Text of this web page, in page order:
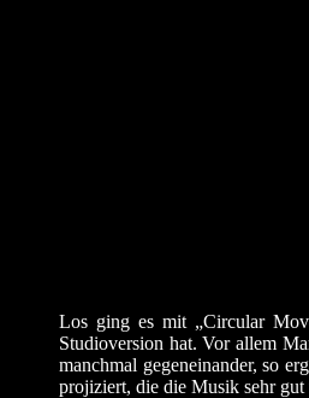
Los ging es mit „Circular
Studioversion hat. Vor allem
manchmal gegeneinander, so
projiziert, die die Musik sehr gut